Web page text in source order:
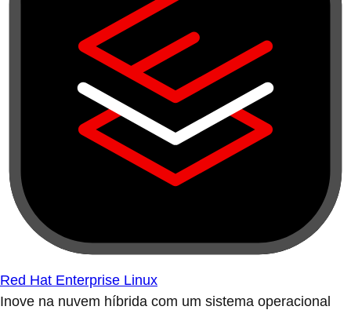
Red Hat Enterprise Linux
Inove na nuvem híbrida com um sistema operacional